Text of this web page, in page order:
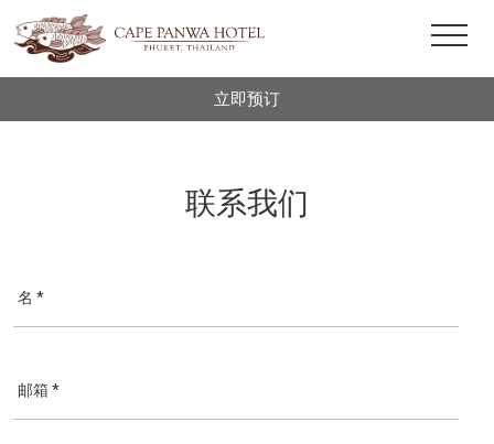
立即预订
联系我们
名 *
邮箱 *